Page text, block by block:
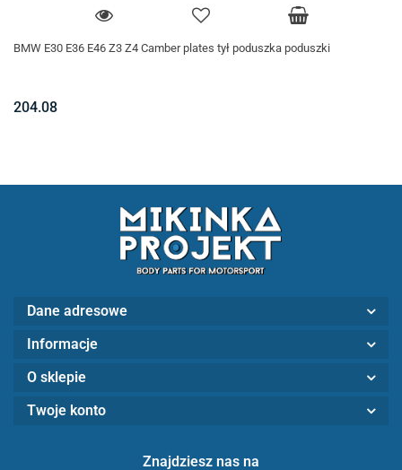
BMW E30 E36 E46 Z3 Z4 Camber plates tył poduszka poduszki
204.08
Dane adresowe
Informacje
O sklepie
Twoje konto
Znajdziesz nas na